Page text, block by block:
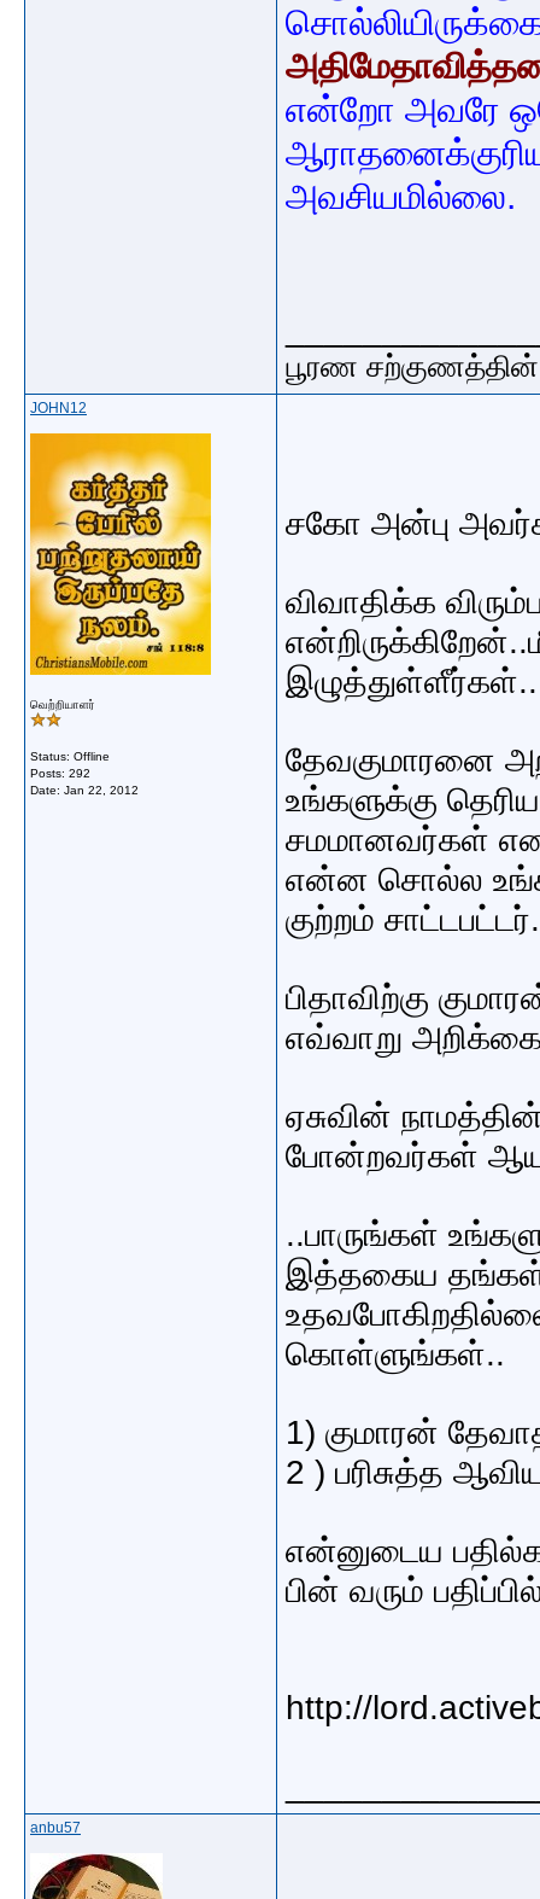
என்றோ அவரே
அவசியமில்லை.
பூரண
JOHN12
வெற்றியாளர்
Status: Offline
Posts: 292
Date: Jan 22, 2012
சகோ அன்பு
விவாதிக்க
இழுத்துள்ளீர்கள்..
தேவகுமாரனை
உங்களுக்கு
சமமானவர்கள் என
என்ன சொல்ல
குற்றம்
பிதாவிற்கு
எவ்வாறு
ஏசுவின்
போன்றவர்கள்
..பாருங்கள்
இத்தகைய தங்கள்
கொள்ளுங்கள்..
1) குமாரன்
2 ) பரிசுத்த
என்னுடைய
பின் வரும்
http://
anbu57